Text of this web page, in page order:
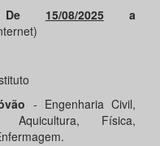
De 15/08/2025a
- Engenharia Civil,
Física,